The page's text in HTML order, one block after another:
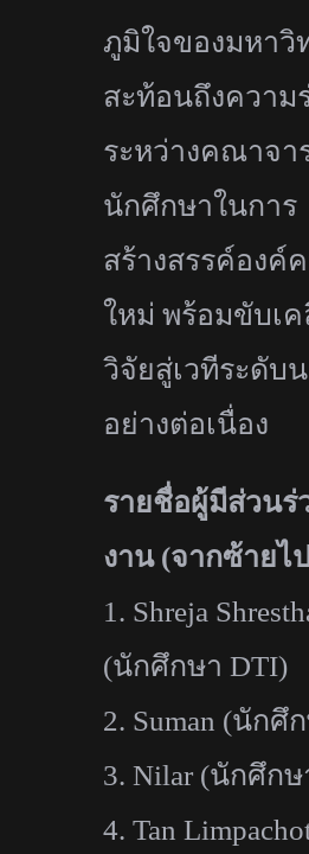
ภูมิใจของมหาวิ
สะท้อนถึงความ
ระหว่างคณาจา
นักศึกษาในการ
สร้างสรรค์องค์
ใหม่ พร้อมขับเ
วิจัยสู่เวทีระดับ
อย่างต่อเนื่อง
รายชื่อผู้มีส่วนร่
งาน (จากซ้ายไ
1. Shreja
(นักศึกษาDTI)
2. Suman (นักศึ
3.Nilar (นักศึก
4.Tan